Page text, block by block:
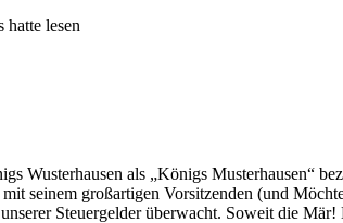
lesen
Wusterhausen als „Königs Musterhausen“
seinem großartigen Vorsitzenden (und
Steuergelder überwacht. Soweit die